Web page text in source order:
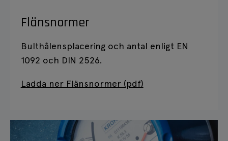
Flänsnormer
Bulthålensplacering och antal enligt EN
1092 och DIN 2526.
Ladda ner Flänsnormer (pdf)